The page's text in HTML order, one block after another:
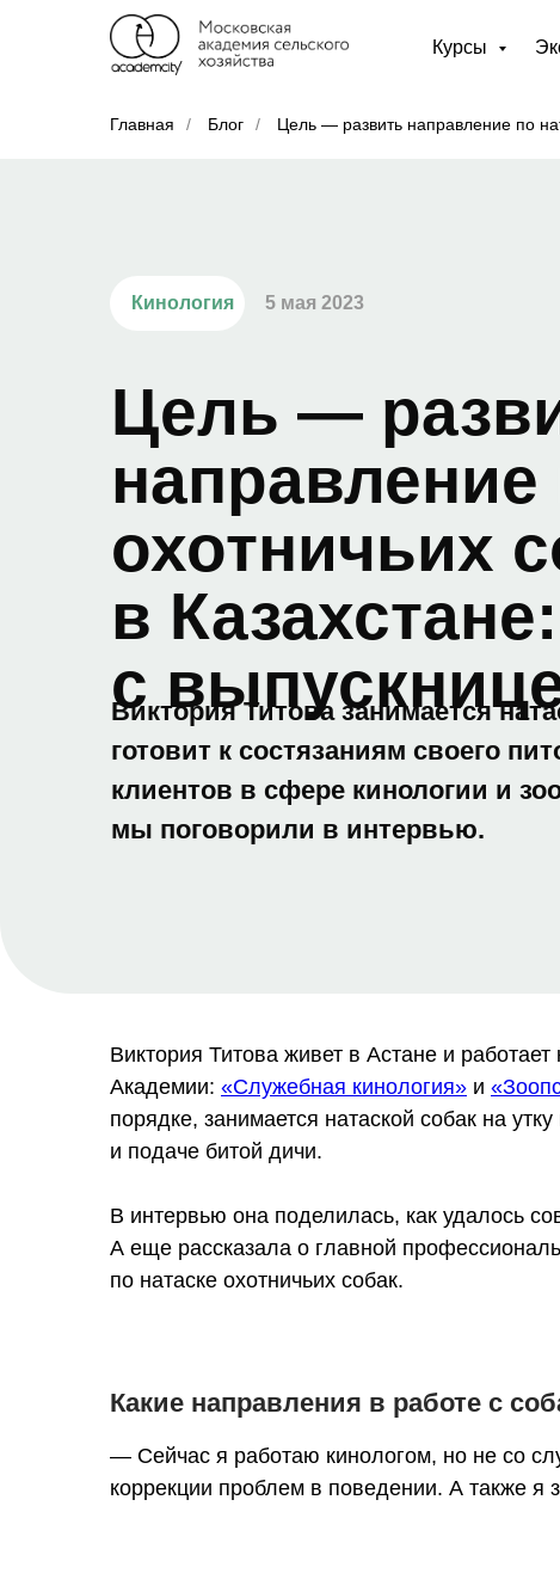
Курсы
Главная / Блог / Цель — развить направление по
Кинология
Цель —
направление
охотничьих
в
с
Виктория Титова занимается
готовит к состязаниям своего
клиентов в сфере кинологии и
мы поговорили в интервью.
5 мая 2023
Виктория Титова живет в Астане и
Академии: «Служебная кинология» и
порядке, занимается натаской собак на
и подаче битой дичи.
В интервью она поделилась, как удалось
А еще рассказала о главной
по натаске охотничьих собак.
Какие направления в работе с
— Сейчас я работаю кинологом, но не со
коррекции проблем в поведении. А также я